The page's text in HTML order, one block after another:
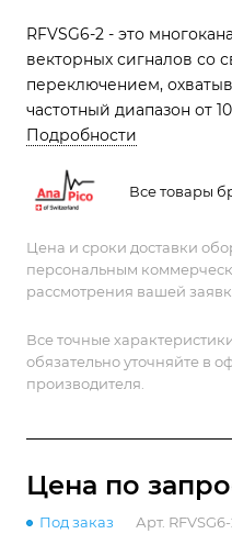
RFVSG6-2 - это
векторных сигналов со
переключением,
частотный диапазон от
обеспечивает
внутриимпульсную
импульса - все с очень
Подробности
Все товары
Цена и сроки доставки
персональным
рассмотрения вашей
Все точные
обязательно уточняйте в
производителя.
Цена по запр
Под заказ Арт.